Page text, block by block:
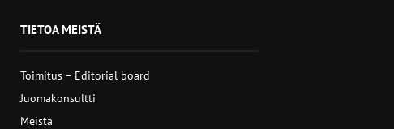
TIETOA MEISTÄ
Toimitus – Editorial board
Juomakonsultti
Meistä